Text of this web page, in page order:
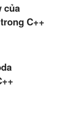
của
C++